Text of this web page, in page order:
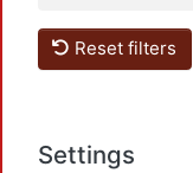
Reset filters
Settings